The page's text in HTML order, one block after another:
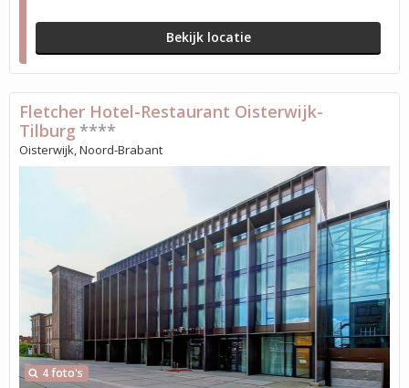
Bekijk locatie
4 foto's
Fletcher Hotel-Restaurant Oisterwijk-
Tilburg ****
Oisterwijk, Noord-Brabant